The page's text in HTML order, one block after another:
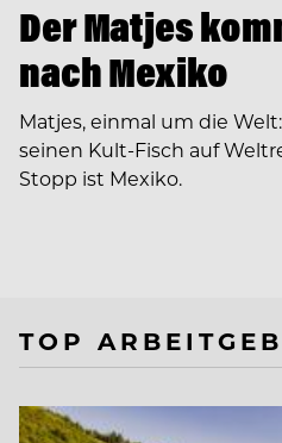
Der Matjes
nach Mexiko
Matjes, einmal um die
seinen Kult-Fisch auf
Stopp ist Mexiko.
TOP